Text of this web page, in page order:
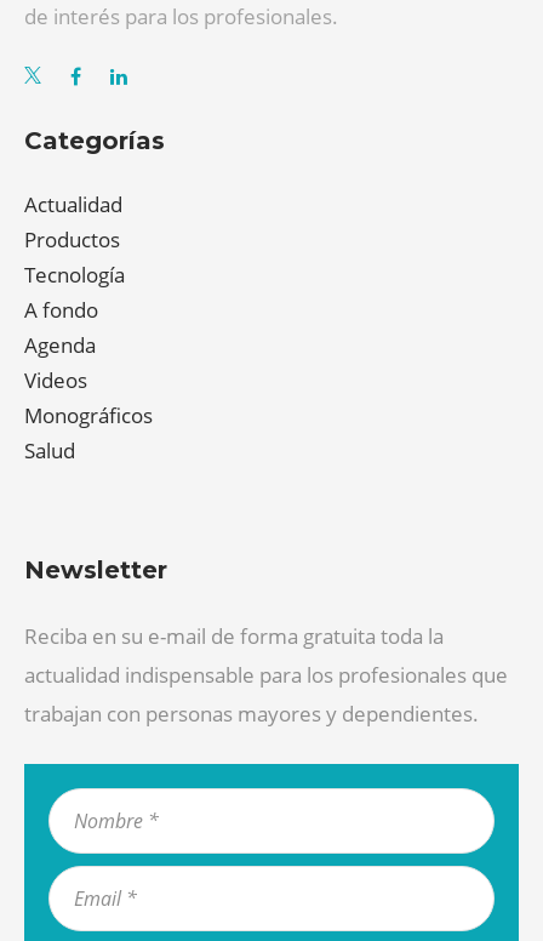
de interés para los profesionales.
Categorías
Actualidad
Productos
Tecnología
A fondo
Agenda
Videos
Monográficos
Salud
Newsletter
Reciba en su e-mail de forma gratuita toda la
actualidad indispensable para los profesionales que
trabajan con personas mayores y dependientes.